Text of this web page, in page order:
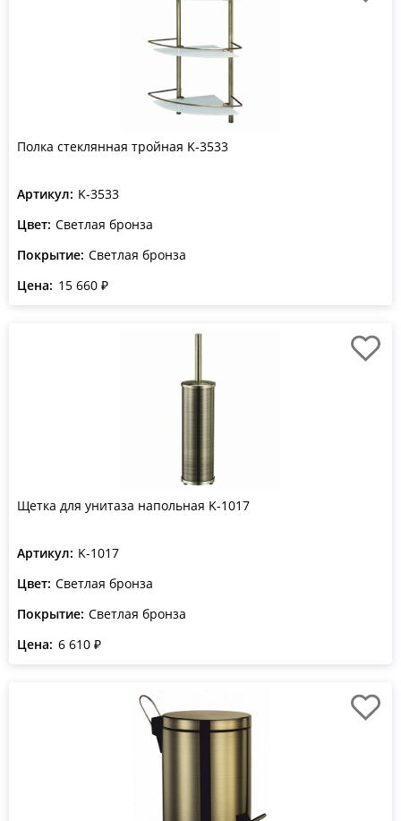
Полка стеклянная тройная K-3533
Артикул: K-3533
Цвет: Светлая бронза
Покрытие: Светлая бронза
Цена: 15 660 ₽
Щетка для унитаза напольная K-1017
Артикул: K-1017
Цвет: Светлая бронза
Покрытие: Светлая бронза
Цена: 6 610 ₽